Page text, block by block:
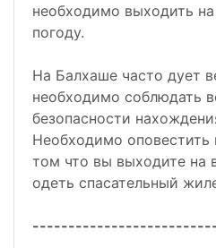
необходимо выходить
погоду.
На Балхаше часто дует
необходимо соблюдать
безопасности
Необходимо
том что вы выходите на
одеть спасательный